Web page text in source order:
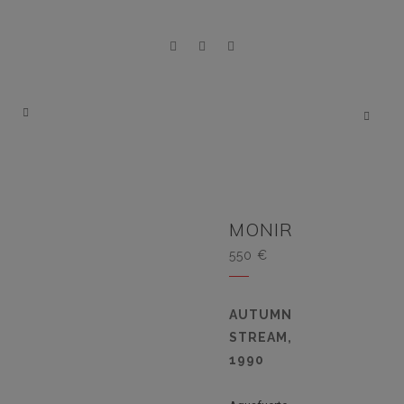
MONIR
550 €
AUTUMN
STREAM,
1990